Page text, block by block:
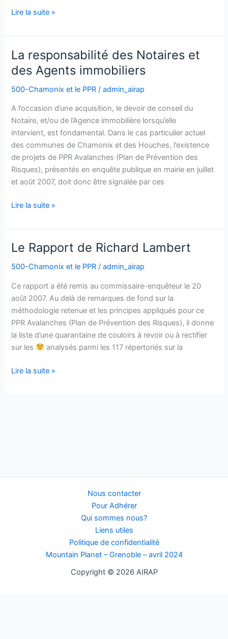
Lire la suite »
La responsabilité des Notaires et
des Agents immobiliers
500-Chamonix et le PPR /admin_airap
A l’occasion d’une acquisition, le devoir de conseil du
Notaire, et/ou de l’Agence immobilière lorsqu’elle
intervient, est fondamental. Dans le cas particulier actuel
des communes de Chamonix et des Houches, l’existence
de projets de PPR Avalanches (Plan de Prévention des
Risques), présentés en enquête publique en mairie en juillet
et août 2007, doit donc être signalée par ces
La
responsabilité
des
Notaires
immobiliers
Lire la suite »
Le Rapport de Richard Lambert
500-Chamonix et le PPR /admin_airap
Ce rapport a été remis au commissaire-enquêteur le 20
août 2007. Au delà de remarques de fond sur la
méthodologie retenue et les principes appliqués pour ce
PPR Avalanches (Plan de Prévention des Risques), il donne
la liste d’une quarantaine de couloirs à revoir ou à rectifier
sur les
analysés parmi les 117 répertoriés sur la
Le
de
Richard
Lambert
Lire la suite »
Nous contacter
Pour Adhérer
Qui sommes nous?
Liens utiles
Politique de confidentialité
Mountain Planet – Grenoble – avril 2024
Copyright © 2026 AIRAP